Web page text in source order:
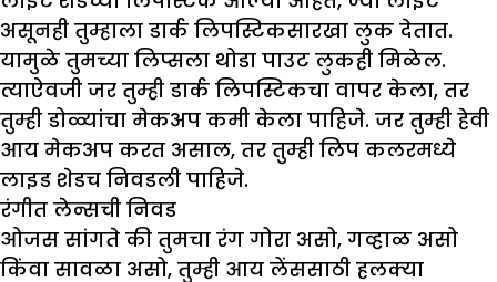
असूनही तुम्हाला डार्क लिपस्टिकसारखा लुक देतात.
यामुळे तुमच्या लिप्सला थोडा पाउट लुकही मिळेल.
त्याऐवजी जर तुम्ही डार्क लिपस्टिकचा वापर केला, तर
तुम्ही डोळ्यांचा मेकअप कमी केला पाहिजे. जर तुम्ही हेवी
आय मेकअप करत असाल, तर तुम्ही लिप कलरमध्ये
लाइड शेडच निवडली पाहिजे.
रंगीत लेन्सची निवड
ओजस सांगते की तुमचा रंग गोरा असो, गव्हाळ असो
किंवा सावळा असो, तुम्ही आय लेंससाठी हलक्या